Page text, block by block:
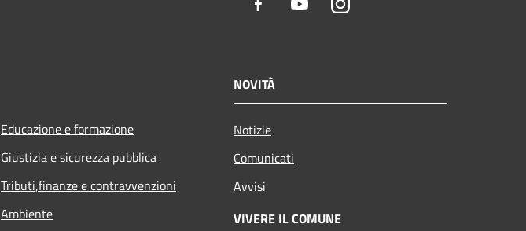
Facebook YoutubeInstagram
Educazione e formazione
Giustizia e sicurezza pubblica
Tributi,finanze e contravvenzioni
Ambiente
NOVITÀ
Notizie
Comunicati
Avvisi
VIVERE IL COMUNE